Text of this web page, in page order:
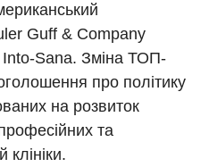
Guff & Company
Into-Sana. Зміна ТОП-
про політику
на розвиток
та